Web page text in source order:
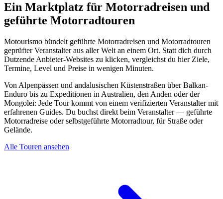
Ein Marktplatz für Motorradreisen und
geführte Motorradtouren
Motourismo bündelt geführte Motorradreisen und Motorradtouren
geprüfter Veranstalter aus aller Welt an einem Ort. Statt dich durch
Dutzende Anbieter-Websites zu klicken, vergleichst du hier Ziele,
Termine, Level und Preise in wenigen Minuten.
Von Alpenpässen und andalusischen Küstenstraßen über Balkan-
Enduro bis zu Expeditionen in Australien, den Anden oder der
Mongolei: Jede Tour kommt von einem verifizierten Veranstalter mit
erfahrenen Guides. Du buchst direkt beim Veranstalter — geführte
Motorradreise oder selbstgeführte Motorradtour, für Straße oder
Gelände.
Alle Touren ansehen